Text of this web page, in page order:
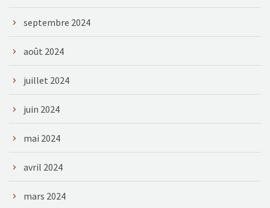
septembre 2024
août 2024
juillet 2024
juin 2024
mai 2024
avril 2024
mars 2024